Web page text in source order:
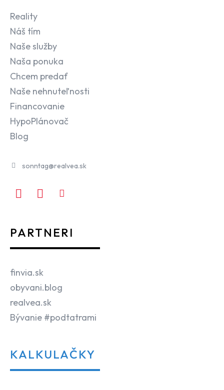
Reality
Náš tím
Naše služby
Naša ponuka
Chcem predať
Naše nehnuteľnosti
Financovanie
HypoPlánovač
Blog
sonntag@realvea.sk
PARTNERI
finvia.sk
obyvani.blog
realvea.sk
Bývanie #podtatrami
KALKULAČKY